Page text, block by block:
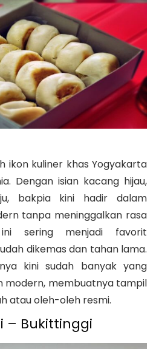
ikon kuliner khas Yogyakarta
Dengan isian kacang hijau,
bakpia kini hadir dalam
tanpa meninggalkan rasa
sering menjadi favorit
dikemas dan tahan lama.
kini sudah banyak yang
modern, membuatnya tampil
atau oleh-oleh resmi.
– Bukittinggi